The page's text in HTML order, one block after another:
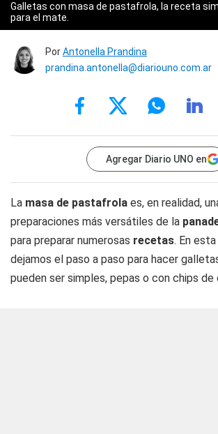
Galletas con masa de pastafrola, la receta
para el mate.
PorAntonella Prandina
prandina.antonella@diariouno.com.ar
Agregar Diario UNO en
La masa de pastafrola es, en realidad,
preparaciones más versátiles de la
para preparar numerosas recetas. En
dejamos el paso a paso para hacer
pueden ser simples, pepas o con chips